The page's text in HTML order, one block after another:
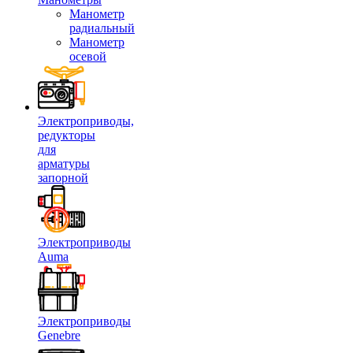
Манометр
радиальный
Манометр
осевой
Электроприводы,
редукторы
для
арматуры
запорной
Электроприводы
Auma
Электроприводы
Genebre